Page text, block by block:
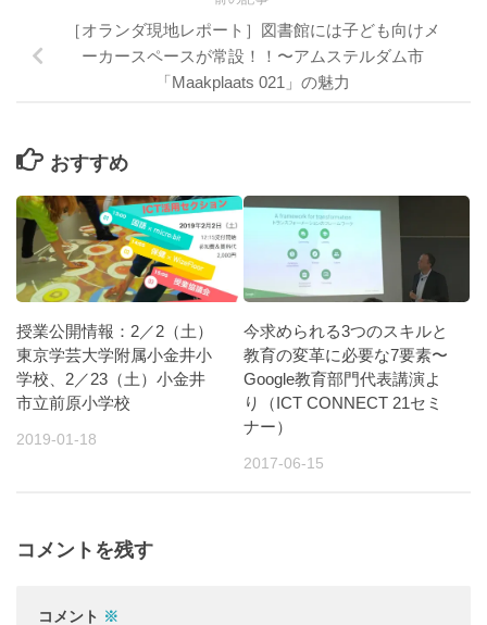
［オランダ現地レポート］図書館には子ども向けメ
ーカースペースが常設！！〜アムステルダム市
「Maakplaats 021」の魅力
おすすめ
授業公開情報：2／2（土）
東京学芸大学附属小金井小
学校、2／23（土）小金井
市立前原小学校
2019-01-18
今求められる3つのスキルと
教育の変革に必要な7要素〜
Google教育部門代表講演よ
り（ICT CONNECT 21セミ
ナー）
2017-06-15
コメントを残す
コメント ※